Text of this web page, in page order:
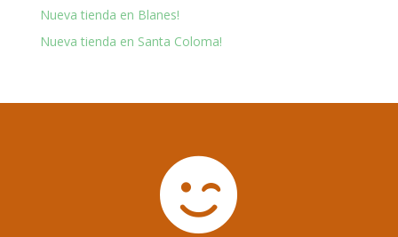
Nueva tienda en Blanes!
Nueva tienda en Santa Coloma!
